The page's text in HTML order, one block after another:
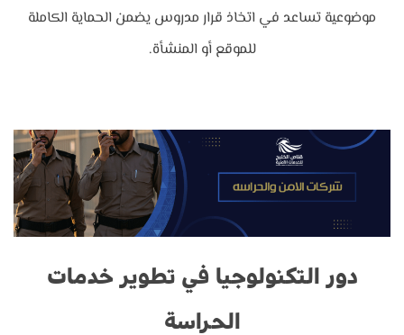
موضوعية تساعد في اتخاذ قرار مدروس يضمن الحماية الكاملة
للموقع أو المنشأة.
دور التكنولوجيا في تطوير خدمات
الحراسة